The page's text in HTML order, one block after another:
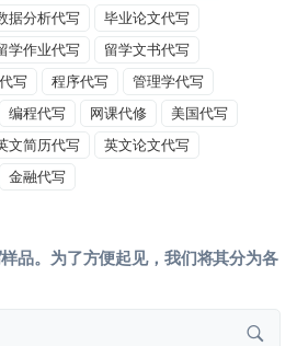
据分析代写
毕业论文代写
学作业代写
留学文书代写
写 程序代写
管理学代写
编程代写 网课代修
美国代写
文简历代写
英文论文代写
金融代写
品。为了方便起见，我们将其分为各